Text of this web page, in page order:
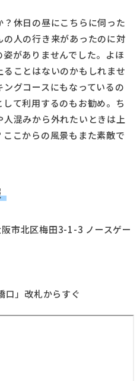
休日の昼にこちらに伺った
人の行き来があったのに対
がありませんでした。よほ
ことはないのかもしれませ
グコースにもなっているの
て利用するのもお勧め。ち
混みから外れたいときは上
こからの風景もまた素敵で
市北区梅田3-1-3 ノースゲー
口」改札からすぐ